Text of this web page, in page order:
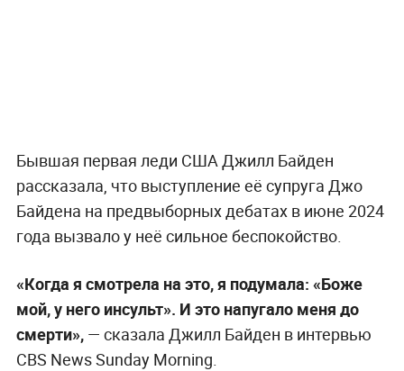
Бывшая первая леди США Джилл Байден
рассказала, что выступление её супруга Джо
Байдена на предвыборных дебатах в июне 2024
года вызвало у неё сильное беспокойство.
«Когда я смотрела на это, я подумала: «Боже
мой, у него инсульт». И это напугало меня до
смерти», — сказала Джилл Байден в интервью
CBS News Sunday Morning.